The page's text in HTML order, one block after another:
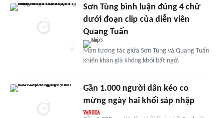
Sơn Tùng bình luận đúng 4 chữ
dưới đoạn clip của diễn viên
Quang Tuấn
Màn tương tác giữa Sơn Tùng và Quang Tuấn
khiến khán giả không khỏi bất ngờ.
Gần 1.000 người dân kéo co
mừng ngày hai khối sáp nhập